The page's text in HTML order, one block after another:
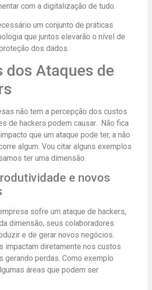
com a digitalização de tudo.
um conjunto de práticas
que juntos elevarão o nível de
dos dados.
dos Ataques de
não tem a percepção dos custos
de hackers podem causar. Não fica
que um ataque pode ter, a não
algum. Vou citar alguns exemplos
ter uma dimensão.
e novos
sofre um ataque de hackers,
dimensão, seus colaboradores
e de gerar novos negócios.
impactam diretamente nos custos
gerando perdas. Como exemplo
áreas que podem ser